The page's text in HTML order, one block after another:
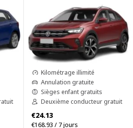
Kilométrage illimité
Annulation gratuite
Sièges enfant gratuits
Deuxième conducteur gratuit
€24.13
€168.93 / 7 jours